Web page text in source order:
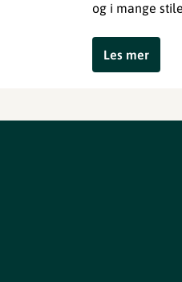
og i mange
Les mer